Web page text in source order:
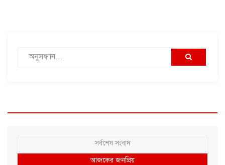
সর্বশেষ সংবাদ
আজকের জনপ্রিয়